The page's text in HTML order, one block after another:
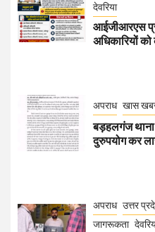
देवरिया
आईजीआरएस
अधिकारियों
अपराध खास
बड़हलगंज थाना
दुरुपयोग कर
अपराध उत्तर
जागरूकता